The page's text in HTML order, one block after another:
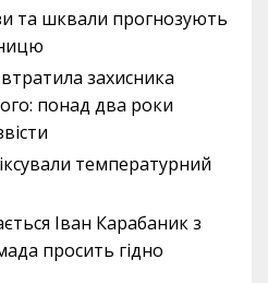
та шквали прогнозують
захисника
понад два роки
температурний
Іван Карабаник з
просить гідно